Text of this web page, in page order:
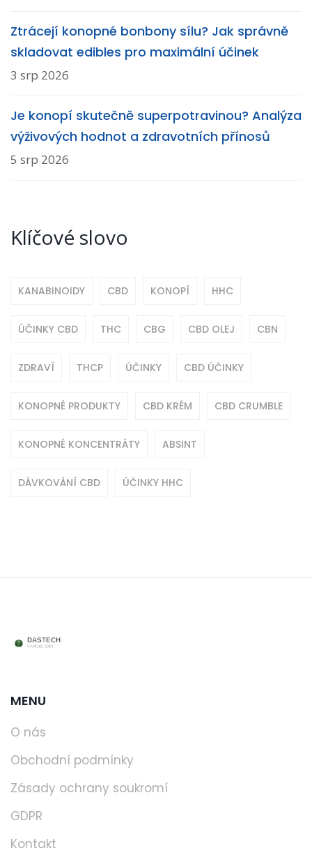
Ztrácejí konopné bonbony sílu? Jak správně
skladovat edibles pro maximální účinek
3 srp 2026
Je konopí skutečně superpotravinou? Analýza
výživových hodnot a zdravotních přínosů
5 srp 2026
Klíčové slovo
KANABINOIDY CBD KONOPÍ HHC
ÚČINKY CBD THC CBG CBD OLEJ CBN
ZDRAVÍ THCP ÚČINKY CBD ÚČINKY
KONOPNÉ PRODUKTY CBD KRÉM CBD CRUMBLE
KONOPNÉ KONCENTRÁTY ABSINT
DÁVKOVÁNÍ CBD ÚČINKY HHC
MENU
O nás
Obchodní podmínky
Zásady ochrany soukromí
GDPR
Kontakt